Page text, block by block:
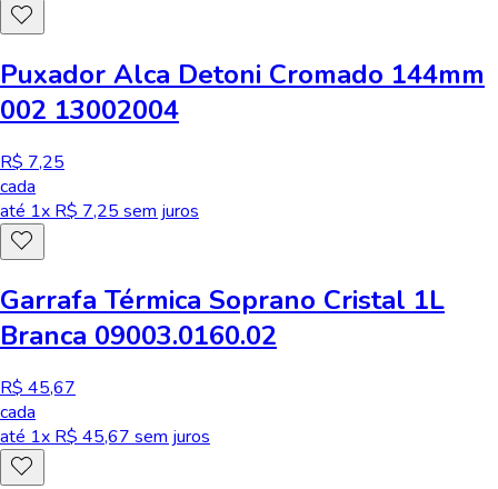
Puxador Alca Detoni Cromado 144mm
002 13002004
R$ 7,25
cada
até 1x R$ 7,25 sem juros
Garrafa Térmica Soprano Cristal 1L
Branca 09003.0160.02
R$ 45,67
cada
até 1x R$ 45,67 sem juros